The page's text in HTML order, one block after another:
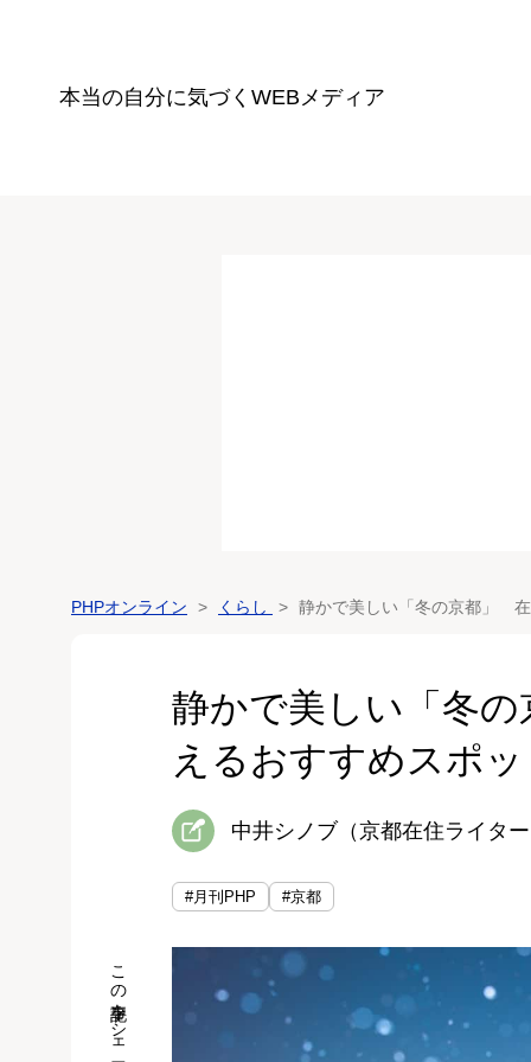
本当の自分に気づく WEBメディア
PHPオンライン くらし 静かで美しい「冬の京都」
静かで美しい「冬
えるおすすめスポ
中井シノブ（京都在住ライタ
#月刊PHP #京都
この記事をシェア